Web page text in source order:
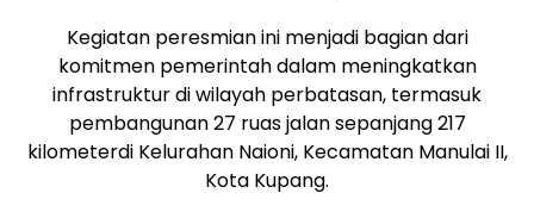
Kegiatan peresmian ini menjadi bagian dari
komitmen pemerintah dalam meningkatkan
infrastruktur di wilayah perbatasan, termasuk
pembangunan 27 ruas jalan sepanjang 217
kilometerdi Kelurahan Naioni, Kecamatan Manulai II,
Kota Kupang.